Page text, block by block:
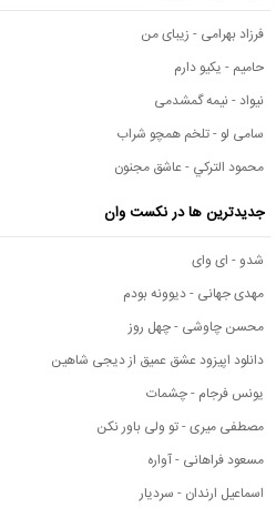
فرزاد بهرامی - زیبای من
حامیم - یکیو دارم
نیواد - نیمه گمشدمی
سامی لو - تلخم همچو شراب
محمود التركي - عاشق مجنون
جدیدترین ها در نکست وان
شدو - ای وای
مهدی جهانی - دیوونه بودم
محسن چاوشی - چهل روز
دانلود اپیزود عشق عمیق از دیجی شاهین
یونس فرجام - چشمات
مصطفی میری - تو ولی باور نکن
مسعود فراهانی - آواره
اسماعیل ارندان - سردیار